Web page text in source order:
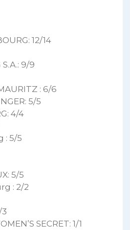
12/14
S.A.: 9/9
: 6/6
5/5
4/4
: 5/5
5/5
: 2/2
SECRET: 1/1